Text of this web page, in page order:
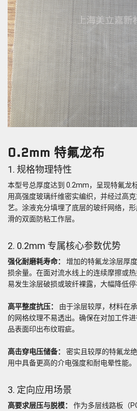
0.2mm 特氟龙布
1. 规格物理特性
本型号总厚度达到 0.2mm，呈现特氟龙
用高强度玻璃纤维密实编织，并经过高
艺。涂液充分填埋了底层的玻纤网络，
滑的双面防粘工作层。
2. 0.2mm 专属核心参数优势
强化耐磨耗寿命：
增加的特氟龙涂层厚
损余量。在面对流水线上的连续摩擦或
易发生涂层破损或玻纤裸露，大幅降低停
高平整度抗压：
由于涂层较厚，材料在
的网格纹理不易透出。确保在对加工件
品表面印出布纹瑕疵。
高击穿电压储备：
密实且较厚的特氟龙
用中具备更高的介电强度和耐电晕性能。
3. 定向应用场景
高要求层压与脱模：
作为多层线路板（